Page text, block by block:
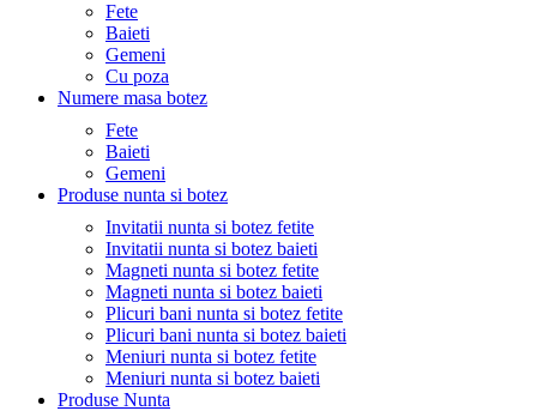
Fete
Baieti
Gemeni
Cu poza
Numere masa botez
Fete
Baieti
Gemeni
Produse nunta si botez
Invitatii nunta si botez fetite
Invitatii nunta si botez baieti
Magneti nunta si botez fetite
Magneti nunta si botez baieti
Plicuri bani nunta si botez fetite
Plicuri bani nunta si botez baieti
Meniuri nunta si botez fetite
Meniuri nunta si botez baieti
Produse Nunta